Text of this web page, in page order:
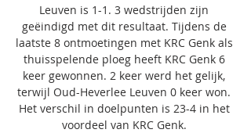
Leuven is 1-1. 3 wedstrijden zijn
geëindigd met dit resultaat. Tijdens de
laatste 8 ontmoetingen met KRC Genk als
thuisspelende ploeg heeft KRC Genk 6
keer gewonnen. 2 keer werd het gelijk,
terwijl Oud-Heverlee Leuven 0 keer won.
Het verschil in doelpunten is 23-4 in het
voordeel van KRC Genk.